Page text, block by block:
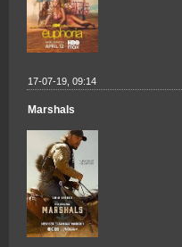
17-07-19, 09:14
Marshals